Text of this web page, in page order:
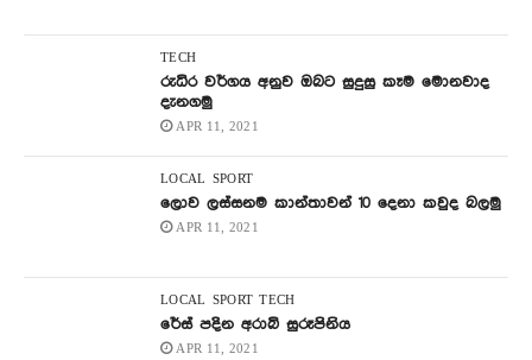
TECH
රුධිර වර්ගය අනුව ඔබට සුදුසු කෑම මොනවාද
දැනගමු
APR 11, 2021
LOCAL SPORT
ලොව ලස්සනම කාන්තාවන් 10 දෙනා කවුද බලමු
APR 11, 2021
LOCAL SPORT TECH
රේස් පදින අරාබි සුරූපිනිය
APR 11, 2021